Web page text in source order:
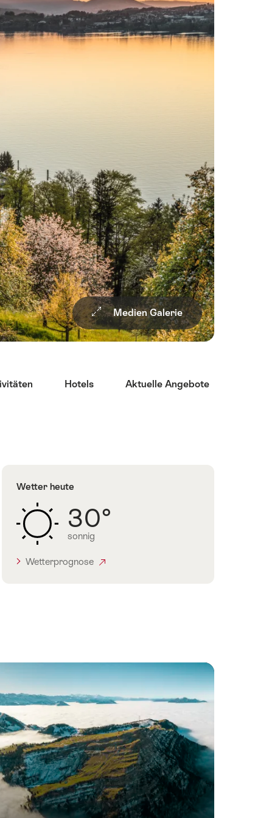
Medien Galerie
Hotels Aktuelle Angebote
Wetter heute
30°
sonnig
Wetterprognose